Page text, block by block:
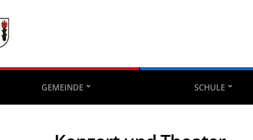
GEMEINDE SCHULE